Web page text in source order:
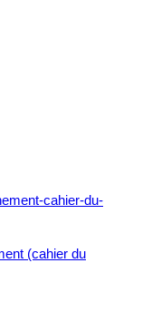
(cahier du